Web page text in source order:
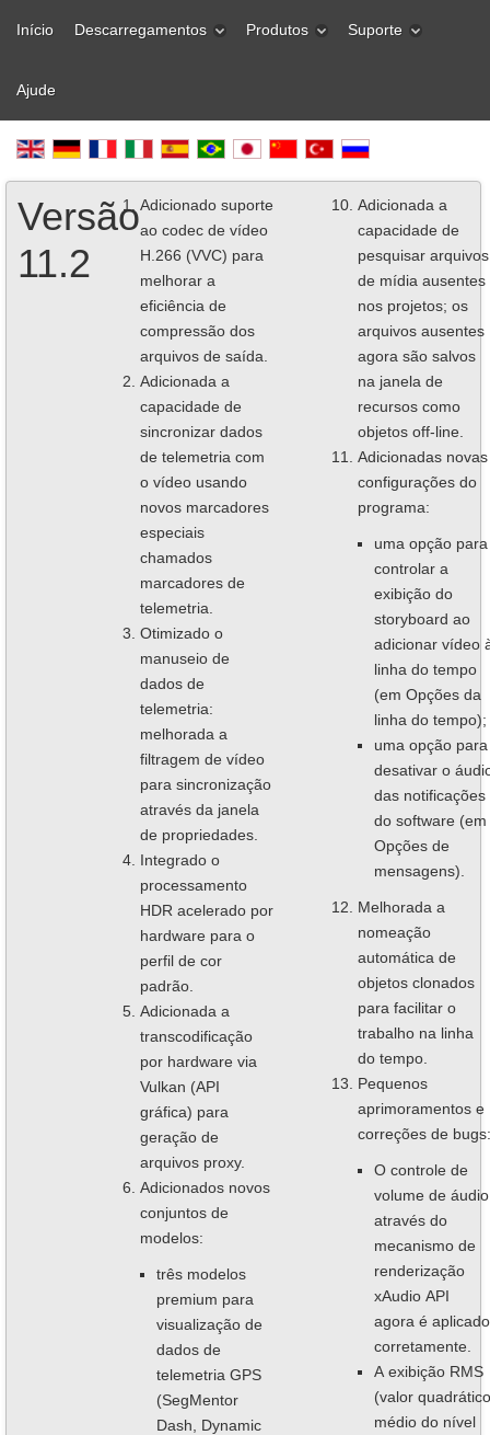
Início Descarregamentos Produtos Suporte
Ajude
Versão
11.2
Adicionado suporte
ao codec de vídeo
H.266 (VVC) para
melhorar a
eficiência de
compressão dos
arquivos de saída.
Adicionada a
capacidade de
sincronizar dados
de telemetria com
o vídeo usando
novos marcadores
especiais
chamados
marcadores de
telemetria.
Otimizado o
manuseio de
dados de
telemetria:
melhorada a
filtragem de vídeo
para sincronização
através da janela
de propriedades.
Integrado o
processamento
HDR acelerado por
hardware para o
perfil de cor
padrão.
Adicionada a
transcodificação
por hardware via
Vulkan (API
gráfica) para
geração de
arquivos proxy.
Adicionados novos
conjuntos de
modelos:
três modelos
premium para
visualização de
dados de
telemetria GPS
(SegMentor
Dash, Dynamic
Adicionada a
capacidade de
pesquisar arquivos
de mídia ausentes
nos projetos; os
arquivos ausentes
agora são salvos
na janela de
recursos como
objetos off-line.
Adicionadas novas
configurações do
programa:
uma opção para
controlar a
exibição do
storyboard ao
adicionar vídeo
linha do tempo
(em Opções da
linha do tempo);
uma opção para
desativar o
das notificações
do software (em
Opções de
mensagens).
Melhorada a
nomeação
automática de
objetos clonados
para facilitar o
trabalho na linha
do tempo.
Pequenos
aprimoramentos e
correções de bugs:
O controle de
volume de áudio
através do
mecanismo de
renderização
xAudio API
agora é aplicado
corretamente.
A exibição RMS
(valor quadrático
médio do nível